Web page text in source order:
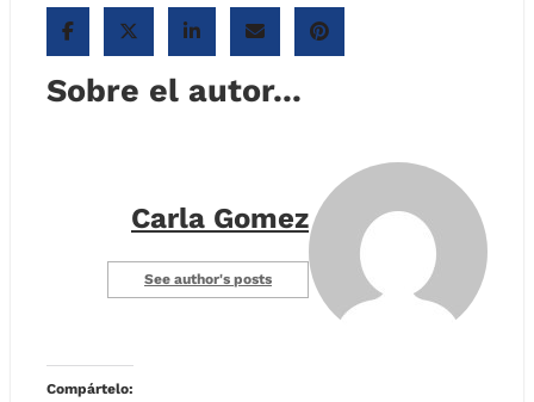
Sobre el autor...
Carla Gomez
See author's posts
Compártelo: